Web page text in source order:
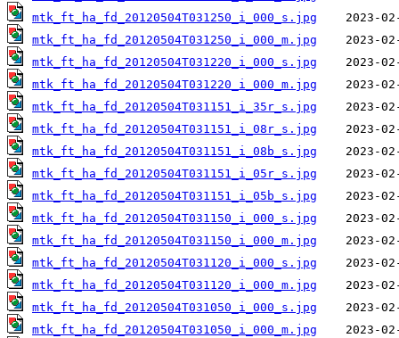
mtk_ft_ha_fd_20120504T031250_i_000_s.jpg
mtk_ft_ha_fd_20120504T031250_i_000_m.jpg
mtk_ft_ha_fd_20120504T031220_i_000_s.jpg
mtk_ft_ha_fd_20120504T031220_i_000_m.jpg
mtk_ft_ha_fd_20120504T031151_i_35r_s.jpg
mtk_ft_ha_fd_20120504T031151_i_08r_s.jpg
mtk_ft_ha_fd_20120504T031151_i_08b_s.jpg
mtk_ft_ha_fd_20120504T031151_i_05r_s.jpg
mtk_ft_ha_fd_20120504T031151_i_05b_s.jpg
mtk_ft_ha_fd_20120504T031150_i_000_s.jpg
mtk_ft_ha_fd_20120504T031150_i_000_m.jpg
mtk_ft_ha_fd_20120504T031120_i_000_s.jpg
mtk_ft_ha_fd_20120504T031120_i_000_m.jpg
mtk_ft_ha_fd_20120504T031050_i_000_s.jpg
mtk_ft_ha_fd_20120504T031050_i_000_m.jpg